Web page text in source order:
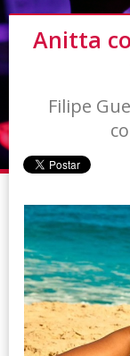
Anitta
Filipe